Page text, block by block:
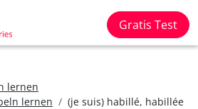
Gratis Test
lernen
lernen
(je suis) habillé, habillée